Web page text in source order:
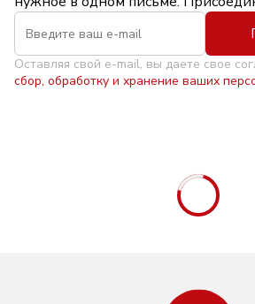
Оставляя свой e-mail, вы даете свое
сбор, обработку и хранение ваших